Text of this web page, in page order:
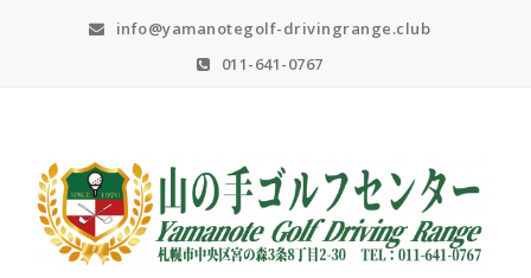
info@yamanotegolf-drivingrange.club
011-641-0767